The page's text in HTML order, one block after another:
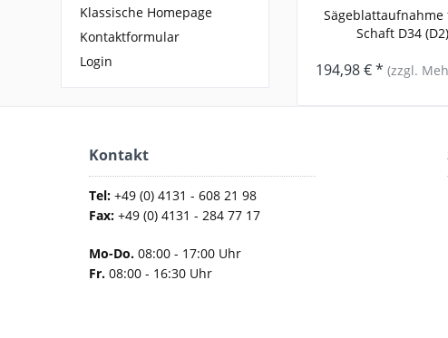
Klassische Homepage
Kontaktformular
Login
Sägeblattaufnahme
Schaft D34
194,98 € *(zzgl.
Kontakt
Tel:+49 (0) 4131 - 608 21 98
Fax:+49 (0) 4131 - 284 77 17
Mo-Do.08:00 - 17:00 Uhr
Fr.08:00 - 16:30 Uhr